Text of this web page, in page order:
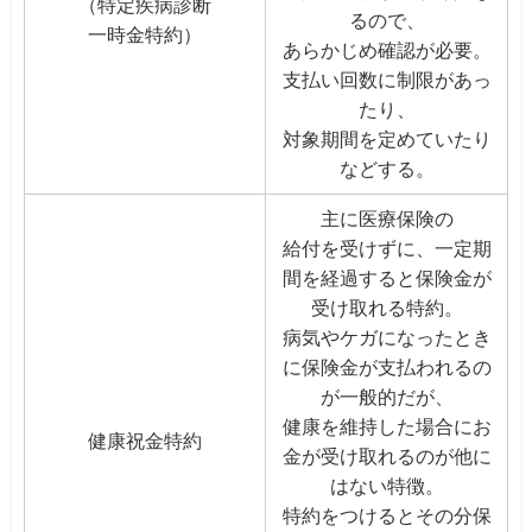
（特定疾病診断
一時金特約）
るので、
あらかじめ確認が必要。
支払い回数に制限があっ
たり、
対象期間を定めていたり
などする。
健康祝金特約
主に医療保険の
給付を受けずに、一定期
間を経過すると保険金が
受け取れる特約。
病気やケガになったとき
に保険金が支払われるの
が一般的だが、
健康を維持した場合にお
金が受け取れるのが他に
はない特徴。
特約をつけるとその分保